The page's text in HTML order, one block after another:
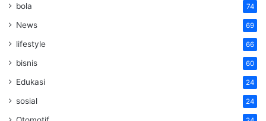
bola 74
News 69
lifestyle 66
bisnis 60
Edukasi 24
sosial 24